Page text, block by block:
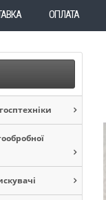
ОПЛАТА